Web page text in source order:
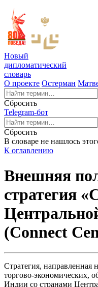
Новый
дипломатический
словарь
О проекте Остерман
Сбросить
Telegram-бот
Сбросить
В словаре не нашлось
К оглавлению
Внешняя
стратегия
(Connect
Стратегия, направленная
торгово-экономических,
Индии со странами